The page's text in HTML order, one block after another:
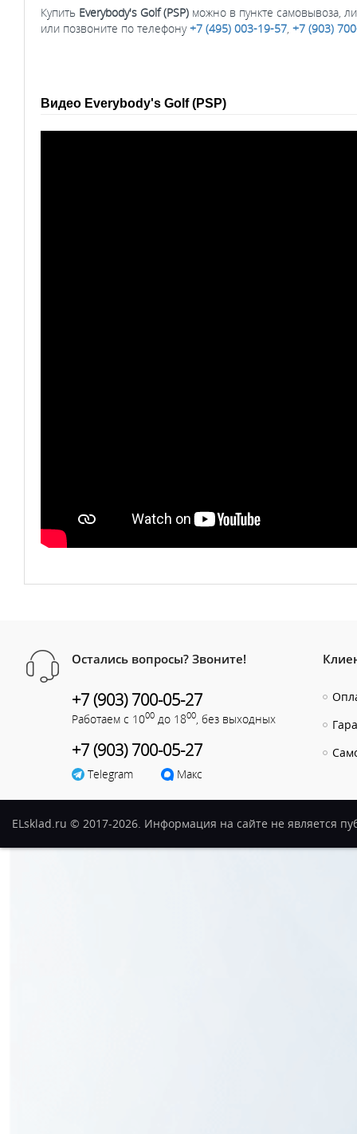
Купить Everybody's Golf (PSP) можно в пункте самовывоза,
или позвоните по телефону+7 (495) 003-19-57 +7 (903)
Видео Everybody's Golf (PSP)
Остались вопросы? Звоните!
+7 (903) 700-05-27
Работаем с 1000 до 1800 , без выходных
+7 (903) 700-05-27
Telegram Макс
ELsklad.ru © 2017-2026. Информация на сайте не является